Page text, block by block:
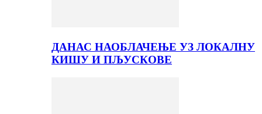
ДАНАС НАОБЛАЧЕЊЕ УЗ ЛОКАЛНУ
КИШУ И ПЉУСКОВЕ